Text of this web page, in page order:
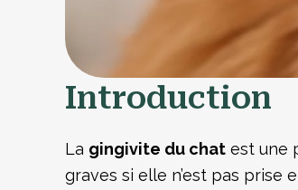
Introduction
La gingivite du chat est une
graves si elle n’est pas prise